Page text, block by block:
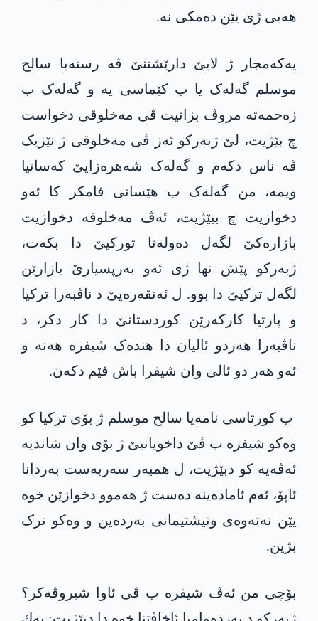
هەیی ژی یێن دەمکی نە.
یەکەمجار ژ لایێ دارێشتنێ ڤە رستەیا سالح
موسلم گەلەک یا ب کێماسی یە و گەلەک ب
زەحمه‌ته‌ مروڤ بزانیت ڤی مه‌خلوقى دخواست
چ بێژیت، لێ ژبەرکو ئەز ڤى مه‌خلوقى ژ نێزیک
ڤە ناس دکەم و گەلەک شەهرەزایێ كه‌ساتیا
ویمە، من گەلەک ب هێسانی فامكر كا ئەو
دخوازیت چ ببێژیت، ئه‌ڤ مه‌خلوقە دخوازیت
بازاره‌كێ لگەل ده‌وله‌تا توركیێ دا بكه‌ت،
ژبەرکو پێش نها ژی ئه‌و به‌رپسیارێ بازارێن
لگەل ترکیێ دا بوو. ل ئه‌نقه‌ره‌یێ د ناڤبەرا ترکیا
و پارتیا كاركه‌رێن كوردستانێ دا کار دکر، د
ناڤبەرا هه‌ردو ئالیان دا هندەک شیفرە هه‌نه‌ و
ئه‌و هەر دو ئالی وان شیفرا باش فێم دكه‌ن.
ب کورتاسی نامەیا سالح موسلم ژ بۆی ترکیا كو
وەکو شیفرە ب ڤێ داخویانیێ ژ بۆی وان شاندیە
ئەڤەیە كو دبێژیت، ل همبەر سەربەست بەردانا
ئاپۆ، ئه‌م ئامادەینە ده‌ست ژ هەموو دخوازێن خوە
یێن نه‌ته‌وه‌ى ونیشتیمانى به‌ردەین و وه‌كو ترک
بژین.
بۆچی من ئه‌ڤ شیفرە ب ڤى ئاوا شیروڤه‌كر؟